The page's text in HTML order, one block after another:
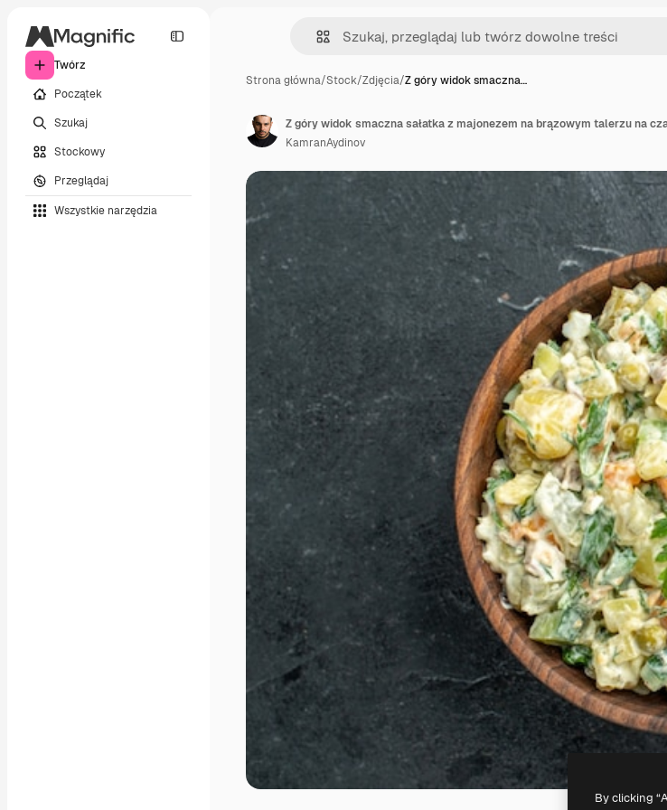
Twórz
Początek
Szukaj
Stockowy
Przeglądaj
Wszystkie narzędzia
Strona główna/Stock/Zdjęcia/Z góry widok smaczna…
Z góry widok smaczna sałatka z majonezem na brązowym talerzu na
KamranAydinov
By clicking